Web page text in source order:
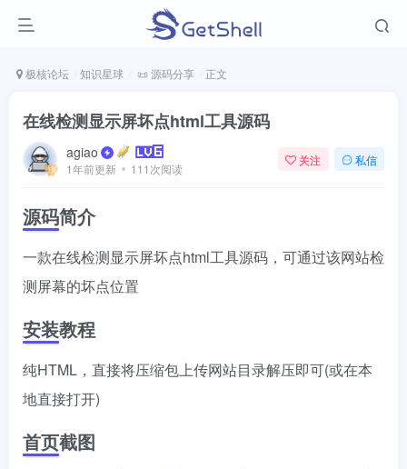
极核论坛 知识星球 📜 源码分享 正文
在线检测显示屏坏点html工具源码
agiao
1年前更新 111次阅读
关注 私信
源码简介
一款在线检测显示屏坏点html工具源码，可通过该网站检
测屏幕的坏点位置
安装教程
纯HTML，直接将压缩包上传网站目录解压即可(或在本
地直接打开)
首页截图